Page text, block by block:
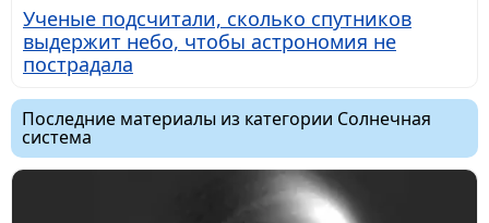
Ученые подсчитали, сколько спутников
выдержит небо, чтобы астрономия не
пострадала
Последние материалы из категории Солнечная
система